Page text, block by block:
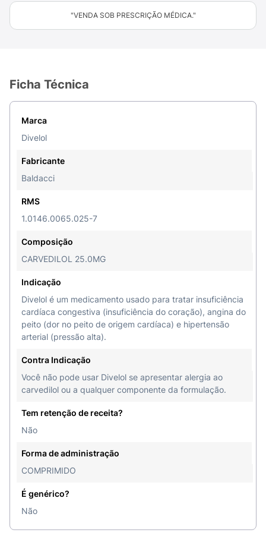
"VENDA SOB PRESCRIÇÃO MÉDICA."
Ficha Técnica
Marca
Divelol
Fabricante
Baldacci
RMS
1.0146.0065.025-7
Composição
CARVEDILOL 25.0MG
Indicação
Divelol é um medicamento usado para tratar insuficiência
cardíaca congestiva (insuficiência do coração), angina do
peito (dor no peito de origem cardíaca) e hipertensão
arterial (pressão alta).
Contra Indicação
Você não pode usar Divelol se apresentar alergia ao
carvedilol ou a qualquer componente da formulação.
Tem retenção de receita?
Não
Forma de administração
COMPRIMIDO
É genérico?
Não